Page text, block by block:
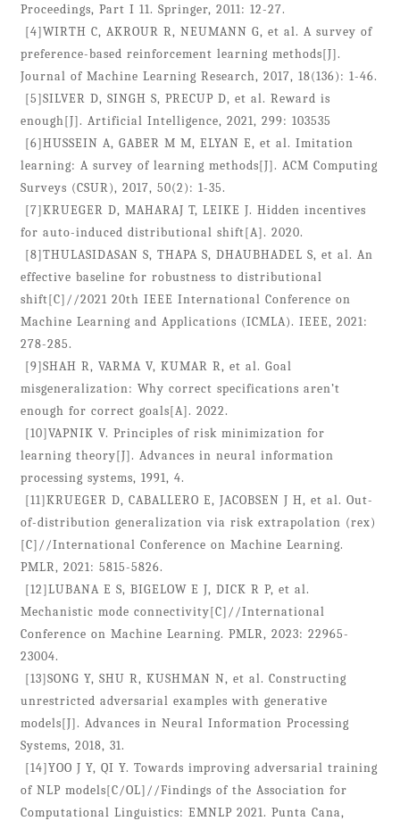
Proceedings, Part I 11. Springer, 2011: 12-27.
[4]WIRTH C, AKROUR R, NEUMANN G, et al. A survey of
preference-based reinforcement learning methods[J].
Journal of Machine Learning Research, 2017, 18(136): 1-46.
[5]SILVER D, SINGH S, PRECUP D, et al. Reward is
enough[J]. Artificial Intelligence, 2021, 299: 103535
[6]HUSSEIN A, GABER M M, ELYAN E, et al. Imitation
learning: A survey of learning methods[J]. ACM Computing
Surveys (CSUR), 2017, 50(2): 1-35.
[7]KRUEGER D, MAHARAJ T, LEIKE J. Hidden incentives
for auto-induced distributional shift[A]. 2020.
[8]THULASIDASAN S, THAPA S, DHAUBHADEL S, et al. An
effective baseline for robustness to distributional
shift[C]//2021 20th IEEE International Conference on
Machine Learning and Applications (ICMLA). IEEE, 2021:
278-285.
[9]SHAH R, VARMA V, KUMAR R, et al. Goal
misgeneralization: Why correct specifications aren’t
enough for correct goals[A]. 2022.
[10]VAPNIK V. Principles of risk minimization for
learning theory[J]. Advances in neural information
processing systems, 1991, 4.
[11]KRUEGER D, CABALLERO E, JACOBSEN J H, et al. Out-
of-distribution generalization via risk extrapolation (rex)
[C]//International Conference on Machine Learning.
PMLR, 2021: 5815-5826.
[12]LUBANA E S, BIGELOW E J, DICK R P, et al.
Mechanistic mode connectivity[C]//International
Conference on Machine Learning. PMLR, 2023: 22965-
23004.
[13]SONG Y, SHU R, KUSHMAN N, et al. Constructing
unrestricted adversarial examples with generative
models[J]. Advances in Neural Information Processing
Systems, 2018, 31.
[14]YOO J Y, QI Y. Towards improving adversarial training
of NLP models[C/OL]//Findings of the Association for
Computational Linguistics: EMNLP 2021. Punta Cana,